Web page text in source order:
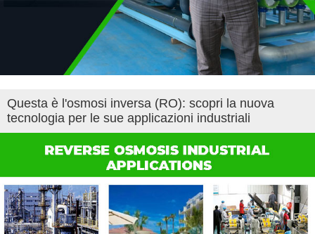
Questa è l'osmosi inversa (RO): scopri la nuova
tecnologia per le sue applicazioni industriali